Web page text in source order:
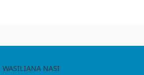
WASILIANA NASI